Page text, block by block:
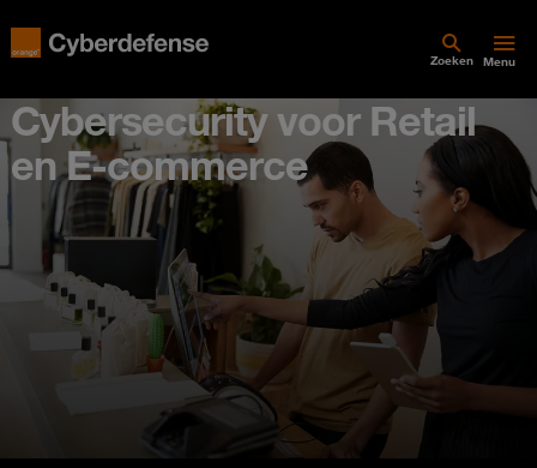
Zoeken Menu
Cybersecurity voor Retail
en E-commerce